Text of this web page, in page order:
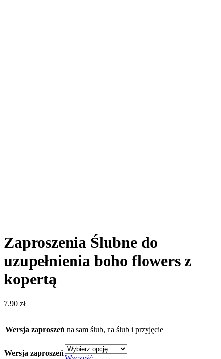
Zaproszenia Ślubne do
uzupełnienia boho flowers z
kopertą
7.90 zł
Wersja zaproszeń na sam ślub, na ślub i przyjęcie
Wersja zaproszeń